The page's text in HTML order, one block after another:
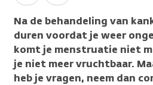
Na de behandeling van
duren voordat je weer
komt je menstruatie niet
je niet meer vruchtbaar.
heb je vragen, neem dan